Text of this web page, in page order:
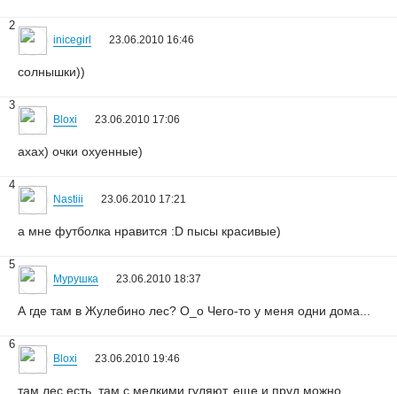
2
inicegirl 23.06.2010 16:46
солнышки))
3
Bloxi 23.06.2010 17:06
ахах) очки охуенные)
4
Nastiii 23.06.2010 17:21
а мне футболка нравится :D пысы красивые)
5
Мурушка 23.06.2010 18:37
А где там в Жулебино лес? О_о Чего-то у меня одни дома...
6
Bloxi 23.06.2010 19:46
там лес есть, там с мелкими гуляют, еще и пруд можно